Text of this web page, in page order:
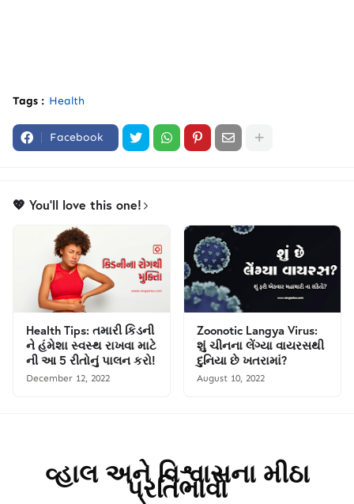
Tags : Health
Facebook
💖 You'll love this one!
Health Tips: તમારી કિડની
ને હંમેશા સ્વસ્થ રાખવા માટે
ની આ 5 રીતોનું પાલન કરો!
December 12, 2022
Zoonotic Langya Virus:
શું ચીનના લેંગ્યા વાયરસથી
દુનિયા છે ખતરામાં?
August 10, 2022
વ્હાલ અને વિશ્વાસના મીઠા
પ્રતિભાવો